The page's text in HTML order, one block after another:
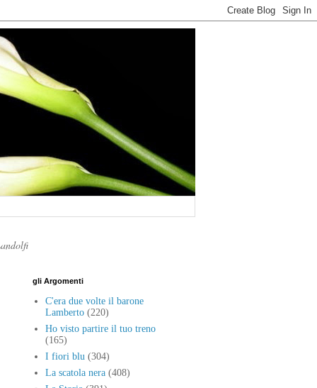
gli Argomenti
C'era due volte il barone
Lamberto (220)
Ho visto partire il tuo treno
(165)
I fiori blu (304)
La scatola nera (408)